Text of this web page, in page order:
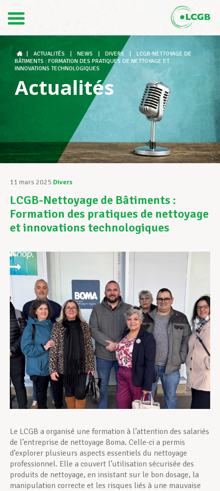
DE
Le LCGB
Structures syndicales
Assistance au Travail
Vos droits
Développement professionnel
Devenir Membre
Actualités
ACTUALITÉS NEWS DIVERS
LCGB-NETTOYAGE DE
BÂTIMENTS : FORMATION DES PRATIQUES DE NETTOYAGE ET
INNOVATIONS TECHNOLOGIQUES
Actualités
11 mars 2025 Divers
LCGB-Nettoyage de Bâtiments :
Formation des pratiques de nettoyage
et innovations technologiques
Le LCGB a organisé une formation à l’attention des salariés
de l’entreprise de nettoyage Boma. Celle-ci a permis
d’explorer plusieurs aspects essentiels du nettoyage
professionnel. Elle a couvert l’utilisation sécurisée des
produits de nettoyage, en insistant sur le bon dosage, la
manipulation correcte et les risques liés à une mauvaise